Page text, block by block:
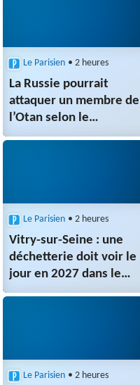
Le Parisien • 2 heures
La Russie pourrait
attaquer un membre de
l’Otan selon le
renseignement
Le Parisien • 2 heures
Vitry-sur-Seine : une
déchetterie doit voir le
jour en 2027 dans le
même quartier que le
Le Parisien • 2 heures